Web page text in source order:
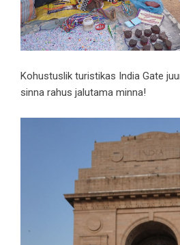
Kohustuslik turistikas India Gate
sinna rahus jalutama minna!